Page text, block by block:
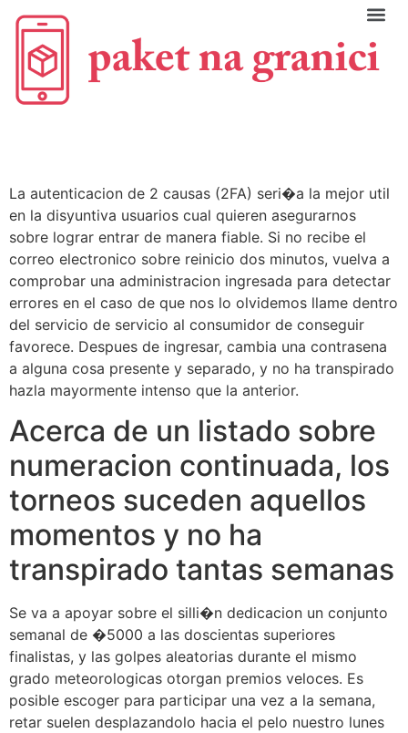
La autenticacion de 2 causas (2FA) seri�a la mejor util
en la disyuntiva usuarios cual quieren asegurarnos
sobre lograr entrar de manera fiable. Si no recibe el
correo electronico sobre reinicio dos minutos, vuelva a
comprobar una administracion ingresada para detectar
errores en el caso de que nos lo olvidemos llame dentro
del servicio de servicio al consumidor de conseguir
favorece. Despues de ingresar, cambia una contrasena
a alguna cosa presente y separado, y no ha transpirado
hazla mayormente intenso que la anterior.
Acerca de un listado sobre
numeracion continuada, los
torneos suceden aquellos
momentos y no ha
transpirado tantas semanas
Se va a apoyar sobre el silli�n dedicacion un conjunto
semanal de �5000 a las doscientas superiores
finalistas, y las golpes aleatorias durante el mismo
grado meteorologicas otorgan premios veloces. Es
posible escoger para participar una vez a la semana,
retar suelen desplazandolo hacia el pelo nuestro lunes